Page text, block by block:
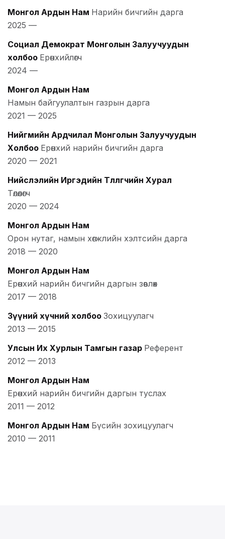
Монгол Ардын Нам Нарийн бичгийн дарга
2025 —
Социал Демократ Монголын Залуучуудын
холбоо Ерөнхийлөгч
2024 —
Монгол Ардын Нам
Намын байгуулалтын газрын дарга
2021 — 2025
Нийгмийн Ардчилал Монголын Залуучуудын
Холбоо Ерөнхий нарийн бичгийн дарга
2020 — 2021
Нийслэлийн Иргэдийн Төлөөлөгчийн Хурал
Төлөөлөгч
2020 — 2024
Монгол Ардын Нам
Орон нутаг, намын хөгжлийн хэлтсийн дарга
2018 — 2020
Монгол Ардын Нам
Ерөнхий нарийн бичгийн даргын зөвлөх
2017 — 2018
Зүүний хүчний холбоо Зохицуулагч
2013 — 2015
Улсын Их Хурлын Тамгын газар Референт
2012 — 2013
Монгол Ардын Нам
Ерөнхий нарийн бичгийн даргын туслах
2011 — 2012
Монгол Ардын Нам Бүсийн зохицуулагч
2010 — 2011